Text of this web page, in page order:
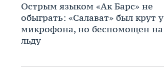
Острым языком «Ак Барс» не
обыграть: «Салават» был крут у
микрофона, но беспомощен на
льду